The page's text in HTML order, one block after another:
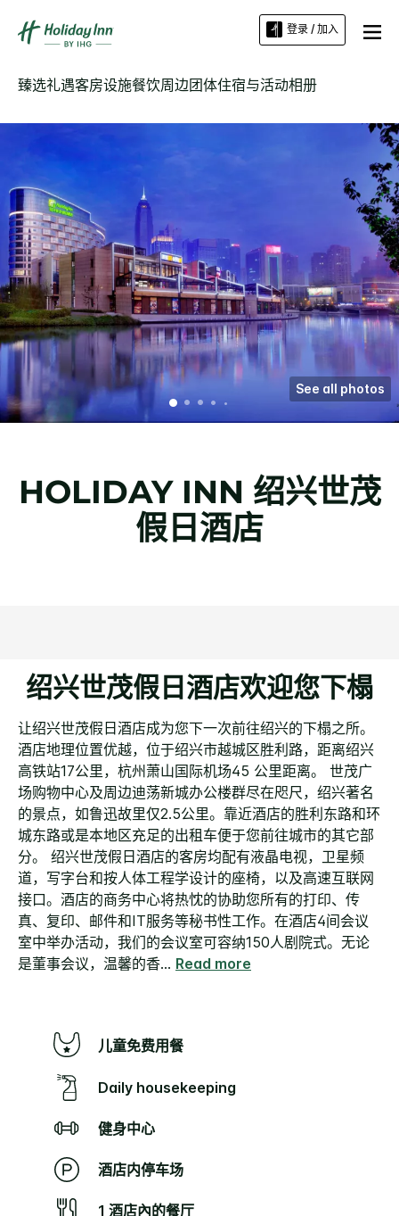
登录 / 加入
臻选礼遇客房设施餐饮周边团体住宿与活动相册
See all photos
HOLIDAY INN 绍兴世茂
假日酒店
绍兴世茂假日酒店欢迎您下榻
让绍兴世茂假日酒店成为您下一次前往绍兴的下榻之所。
酒店地理位置优越，位于绍兴市越城区胜利路，距离绍兴
高铁站17公里，杭州萧山国际机场45 公里距离。 世茂广
场购物中心及周边迪荡新城办公楼群尽在咫尺，绍兴著名
的景点，如鲁迅故里仅2.5公里。靠近酒店的胜利东路和环
城东路或是本地区充足的出租车便于您前往城市的其它部
分。 绍兴世茂假日酒店的客房均配有液晶电视，卫星频
道，写字台和按人体工程学设计的座椅，以及高速互联网
接口。酒店的商务中心将热忱的协助您所有的打印、传
真、复印、邮件和IT服务等秘书性工作。在酒店4间会议
室中举办活动，我们的会议室可容纳150人剧院式。无论
是董事会议，温馨的香... Read more
儿童免费用餐
Daily housekeeping
健身中心
酒店内停车场
1 酒店內的餐厅